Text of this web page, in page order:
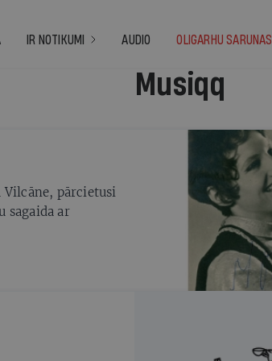
IR NOTIKUMI AUDIO OLIGARHU SARUNAS
Musiqq
Vilcāne, pārcietusi
sagaida ar